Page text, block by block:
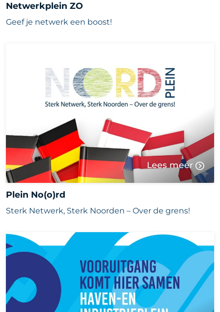
Netwerkplein ZO
Geef je netwerk een boost!
Lees meer
Plein No(o)rd
Sterk Netwerk, Sterk Noorden – Over de grens!